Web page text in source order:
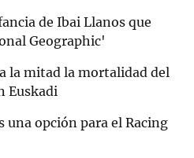
de Ibai Llanos que
Geographic'
la mitad la mortalidad del
Euskadi
una opción para el Racing